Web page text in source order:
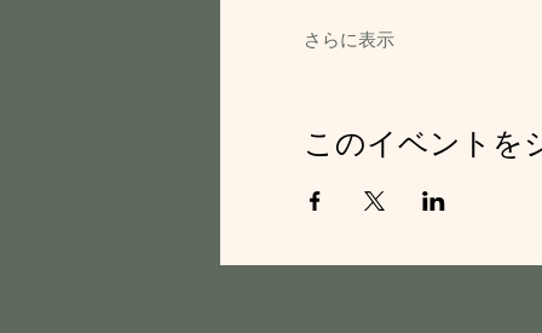
さらに表示
このイベントを